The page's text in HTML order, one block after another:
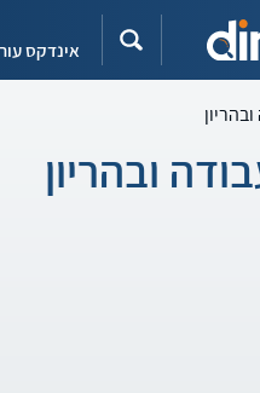
אינדקס
ובהריון